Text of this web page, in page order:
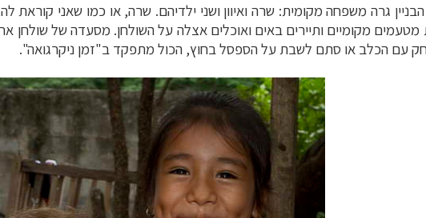
גרה משפחה מקומית: שרה ואיוון ושני ילדיהם. שרה, או כמו שאני קוראת
מקומיים ותיירים באים ואוכלים אצלה על השולחן. מסעדה של שולחן
עם הכלב או סתם לשבת על הספסל בחוץ, הכול מתפקד ב"זמן ניקרגואה".
תכנון טיולים לצפון אמריקה לחצו לרשימת היעדים »
קרוזים והפלגות נופש
לחצו לרשימת היעדים »